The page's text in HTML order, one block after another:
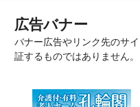
広告バナー
バナー広告やリンク先のサ
証するものではありません。